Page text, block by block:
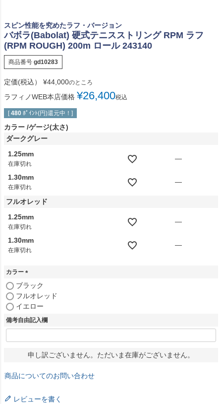
スピン性能を究めたラフ・バージョン
バボラ(Babolat) 硬式テニスストリング RPM ラフ
(RPM ROUGH) 200m ロール 243140
商品番号 gd10283
定価(税込） ¥44,000のところ
ラフィノWEB本店価格 ¥26,400税込
[ 480 ﾎﾟｲﾝﾄ(円)還元中！]
カラー ゲージ(太さ)
ダークグレー
1.25mm
在庫切れ
—
1.30mm
在庫切れ
—
フルオレッド
1.25mm
在庫切れ
—
1.30mm
在庫切れ
—
カラー
(
必
須
)
ブラック
フルオレッド
イエロー
備考自由記入欄
申し訳ございません。ただいま在庫がございません。
商品についてのお問い合わせ
レビューを書く